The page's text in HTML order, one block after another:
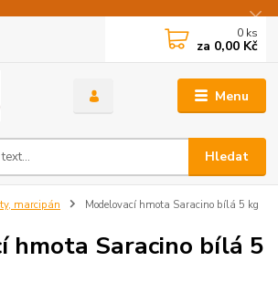
Menu
Hledat
0 ks
za 0,00 Kč
marcipán Modelovací hmota Saracino bílá 5 kg
hmota Saracino bílá 5